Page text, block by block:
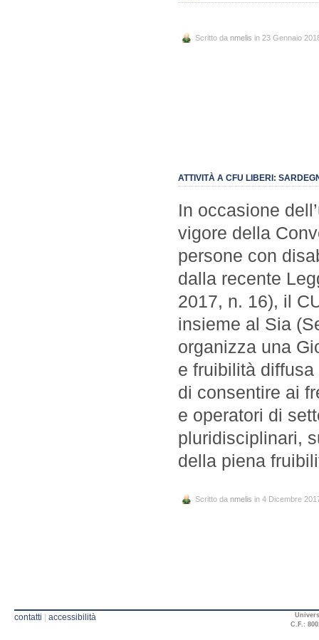
Scritto da nmelis in 23 Gennaio
ATTIVITÀ A CFU LIBERI:
In occasione
vigore della
persone con
dalla recente
2017, n. 16), il
insieme al Sia
organizza una
e fruibilità diffusa
di consentire ai
e operatori di
pluridisciplinari,
della piena
Scritto da nmelis in 4 Dicembre
contatti accessibilità
C.F.: